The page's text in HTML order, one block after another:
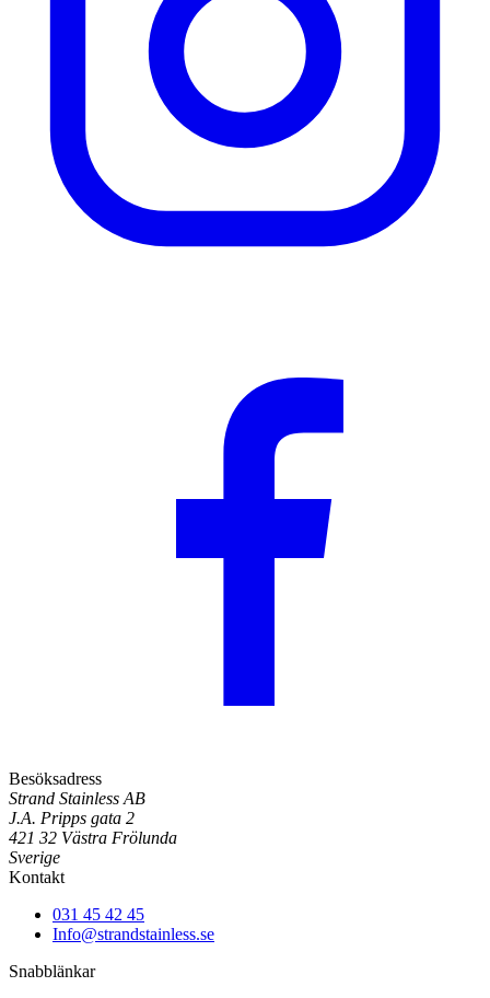
Besöksadress
Strand Stainless AB
J.A. Pripps gata 2
421 32 Västra Frölunda
Sverige
Kontakt
031 45 42 45
Info@strandstainless.se
Snabblänkar